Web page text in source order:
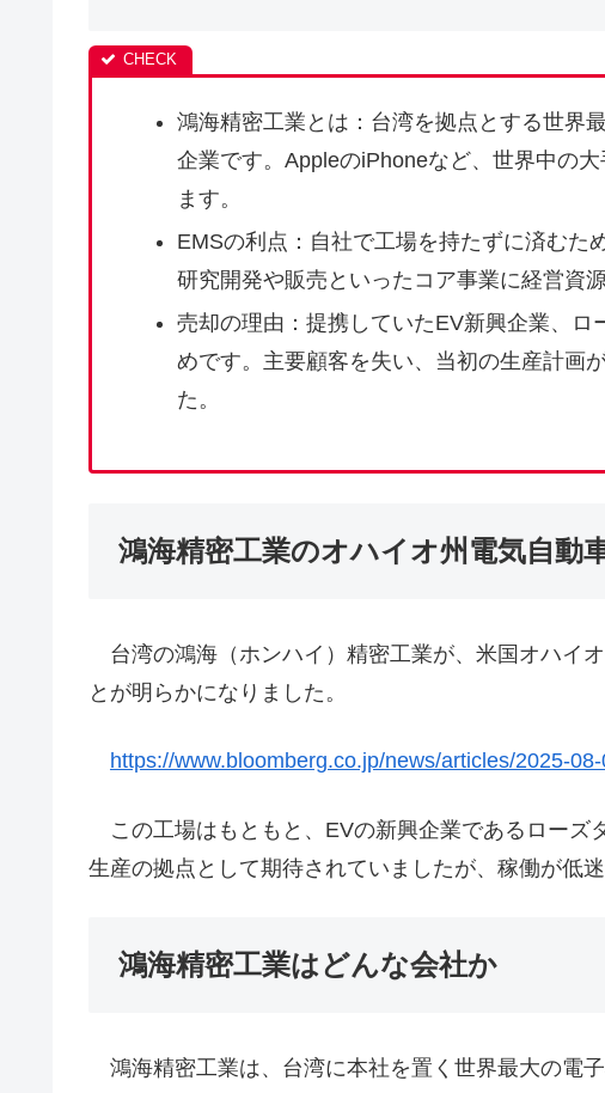
鴻海精密工業とは：台湾を拠点とする世界
企業です。AppleのiPhoneなど、世界中の
ます。
EMSの利点：自社で工場を持たずに済むた
研究開発や販売といったコア事業に経営資
売却の理由：提携していたEV新興企業、
めです。主要顧客を失い、当初の生産計画
た。
鴻海精密工業のオハイオ州電気自動
台湾の鴻海（ホンハイ）精密工業が、米国オハイ
とが明らかになりました。
https://www.bloomberg.co.jp/news/articles/2025-
この工場はもともと、EVの新興企業であるローズ
生産の拠点として期待されていましたが、稼働が低迷
鴻海精密工業はどんな会社か
鴻海精密工業は、台湾に本社を置く世界最大の電